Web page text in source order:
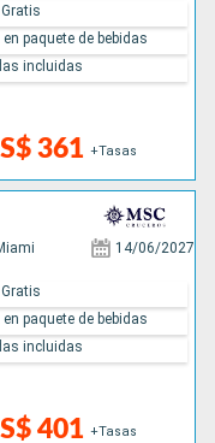
361 +Tasas
paquete de bebidas
incluidas
14/06/2027
401 +Tasas
paquete de bebidas
incluidas